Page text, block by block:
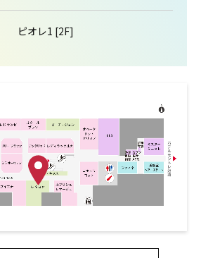
ピオレ1 [2F]